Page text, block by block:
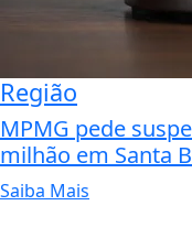
Região
MPMG pede
milhão em Santa
Saiba Mais